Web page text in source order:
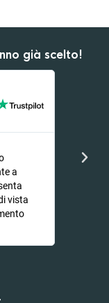
già scelto!
a
vista
video